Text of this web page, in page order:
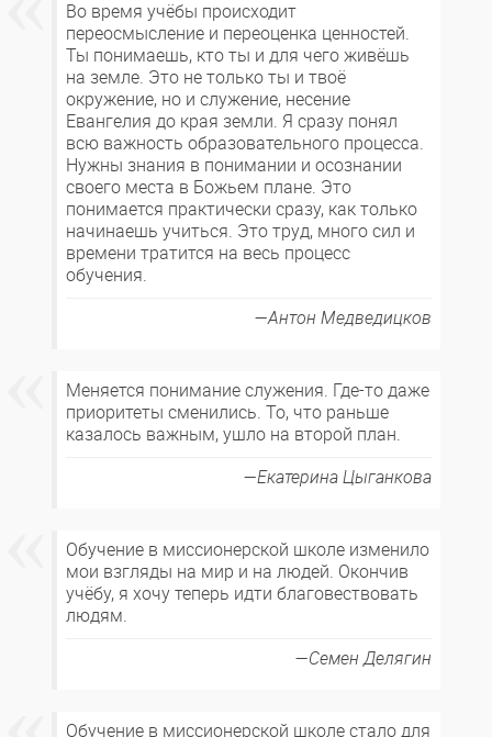
Во время учёбы происходит
переосмысление и переоценка ценностей.
Ты понимаешь, кто ты и для чего живёшь
на земле. Это не только ты и твоё
окружение, но и служение, несение
Евангелия до края земли. Я сразу понял
всю важность образовательного процесса.
Нужны знания в понимании и осознании
своего места в Божьем плане. Это
понимается практически сразу, как только
начинаешь учиться. Это труд, много сил и
времени тратится на весь процесс
обучения.
Антон Медведицков
Меняется понимание служения. Где-то даже
приоритеты сменились. То, что раньше
казалось важным, ушло на второй план.
Екатерина Цыганкова
Обучение в миссионерской школе изменило
мои взгляды на мир и на людей. Окончив
учёбу, я хочу теперь идти благовествовать
людям.
Семен Делягин
Обучение в миссионерской школе стало для